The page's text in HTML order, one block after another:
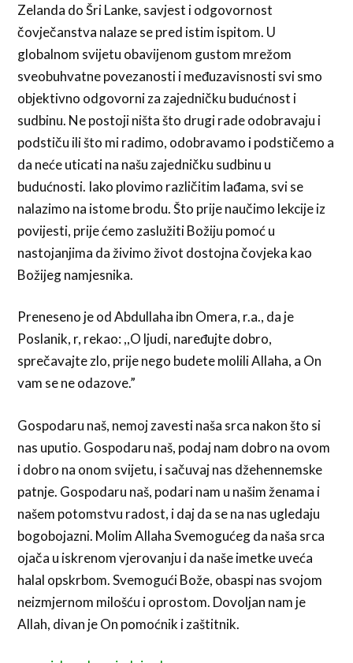
Zelanda do Šri Lanke, savjest i odgovornost
čovječanstva nalaze se pred istim ispitom. U
globalnom svijetu obavijenom gustom mrežom
sveobuhvatne povezanosti i međuzavisnosti svi smo
objektivno odgovorni za zajedničku budućnost i
sudbinu. Ne postoji ništa što drugi rade odobravaju i
podstiču ili što mi radimo, odobravamo i podstičemo a
da neće uticati na našu zajedničku sudbinu u
budućnosti. Iako plovimo različitim lađama, svi se
nalazimo na istome brodu. Što prije naučimo lekcije iz
povijesti, prije ćemo zaslužiti Božiju pomoć u
nastojanjima da živimo život dostojna čovjeka kao
Božijeg namjesnika.
Preneseno je od Abdullaha ibn Omera, r.a., da je
Poslanik, r, rekao: ,,O ljudi, naređujte dobro,
sprečavajte zlo, prije nego budete molili Allaha, a On
vam se ne odazove.”
Gospodaru naš, nemoj zavesti naša srca nakon što si
nas uputio. Gospodaru naš, podaj nam dobro na ovom
i dobro na onom svijetu, i sačuvaj nas džehennemske
patnje. Gospodaru naš, podari nam u našim ženama i
našem potomstvu radost, i daj da se na nas ugledaju
bogobojazni. Molim Allaha Svemogućeg da naša srca
ojača u iskrenom vjerovanju i da naše imetke uveća
halal opskrbom. Svemogući Bože, obaspi nas svojom
neizmjernom milošću i oprostom. Dovoljan nam je
Allah, divan je On pomoćnik i zaštitnik.